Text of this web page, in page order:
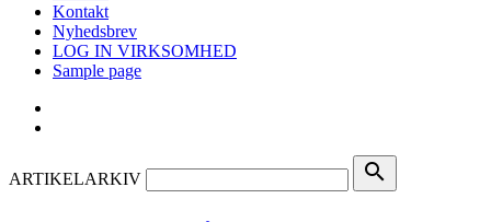
Kontakt
Nyhedsbrev
LOG IN VIRKSOMHED
Sample page
ARTIKELARKIV search